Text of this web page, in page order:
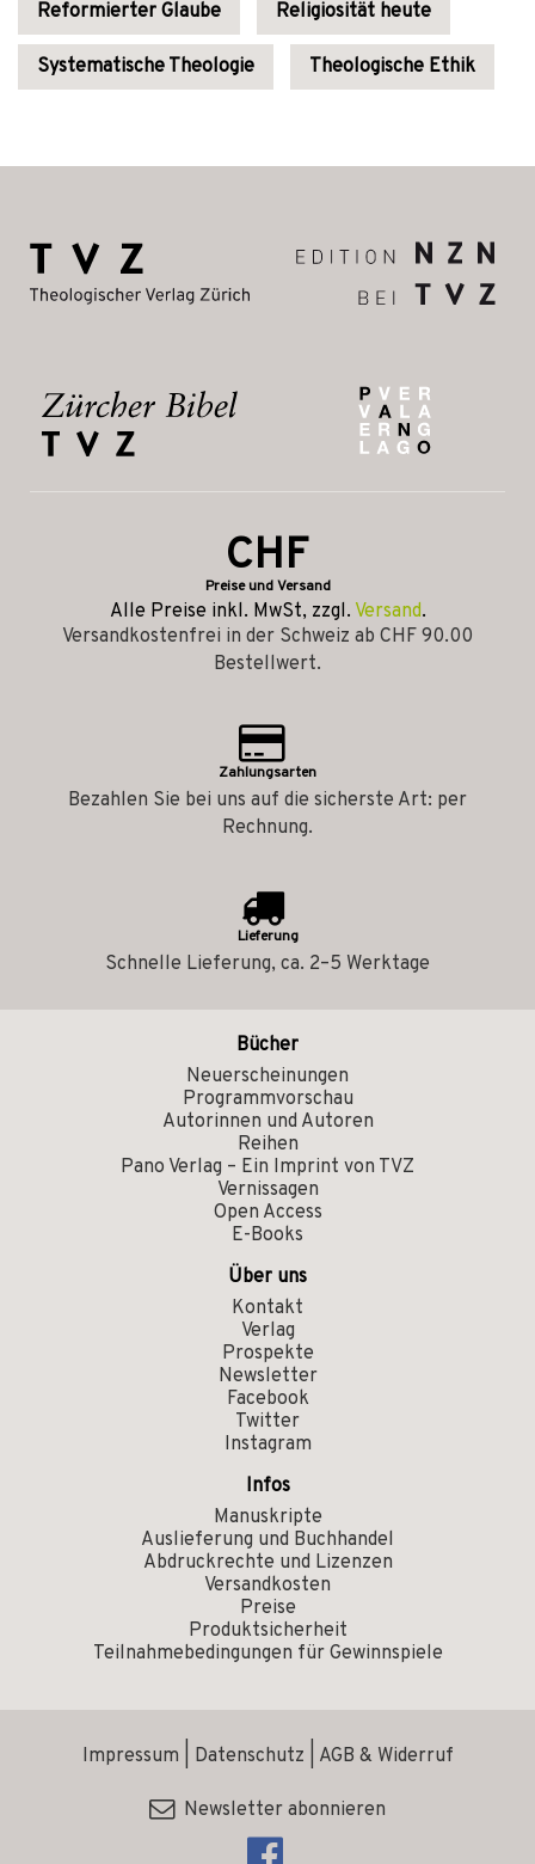
Reformierter Glaube Religiosität heute
Systematische Theologie Theologische Ethik
CHF
Preise und Versand
Alle Preise inkl. MwSt, zzgl. Versand.
Versandkostenfrei in der Schweiz ab CHF 90.00
Bestellwert.
Zahlungsarten
Bezahlen Sie bei uns auf die sicherste Art: per
Rechnung.
Lieferung
Schnelle Lieferung, ca. 2–5 Werktage
Bücher
Neuerscheinungen
Programmvorschau
Autorinnen und Autoren
Reihen
Pano Verlag – Ein Imprint von TVZ
Vernissagen
Open Access
E-Books
Über uns
Kontakt
Verlag
Prospekte
Newsletter
Facebook
Twitter
Instagram
Infos
Manuskripte
Auslieferung und Buchhandel
Abdruckrechte und Lizenzen
Versandkosten
Preise
Produktsicherheit
Teilnahmebedingungen für Gewinnspiele
Impressum Datenschutz AGB & Widerruf
Newsletter abonnieren